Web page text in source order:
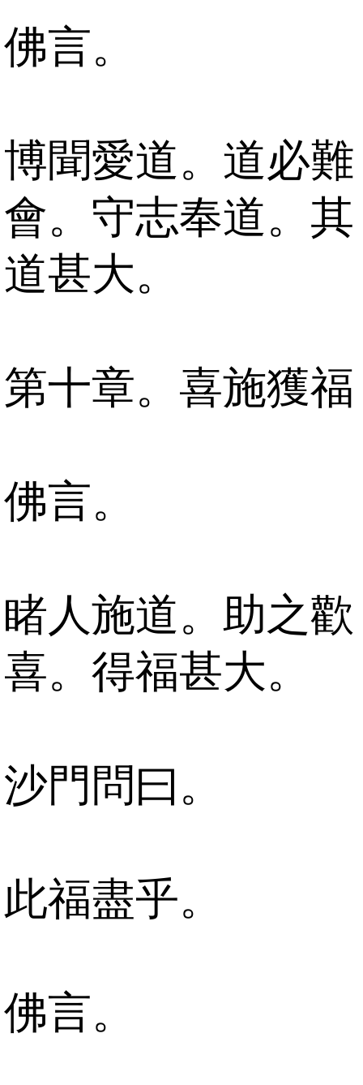
佛言。
博聞愛道。道必難
會。守志奉道。其
道甚大。
第十章。喜施獲福
佛言。
睹人施道。助之歡
喜。得福甚大。
沙門問曰。
此福盡乎。
佛言。